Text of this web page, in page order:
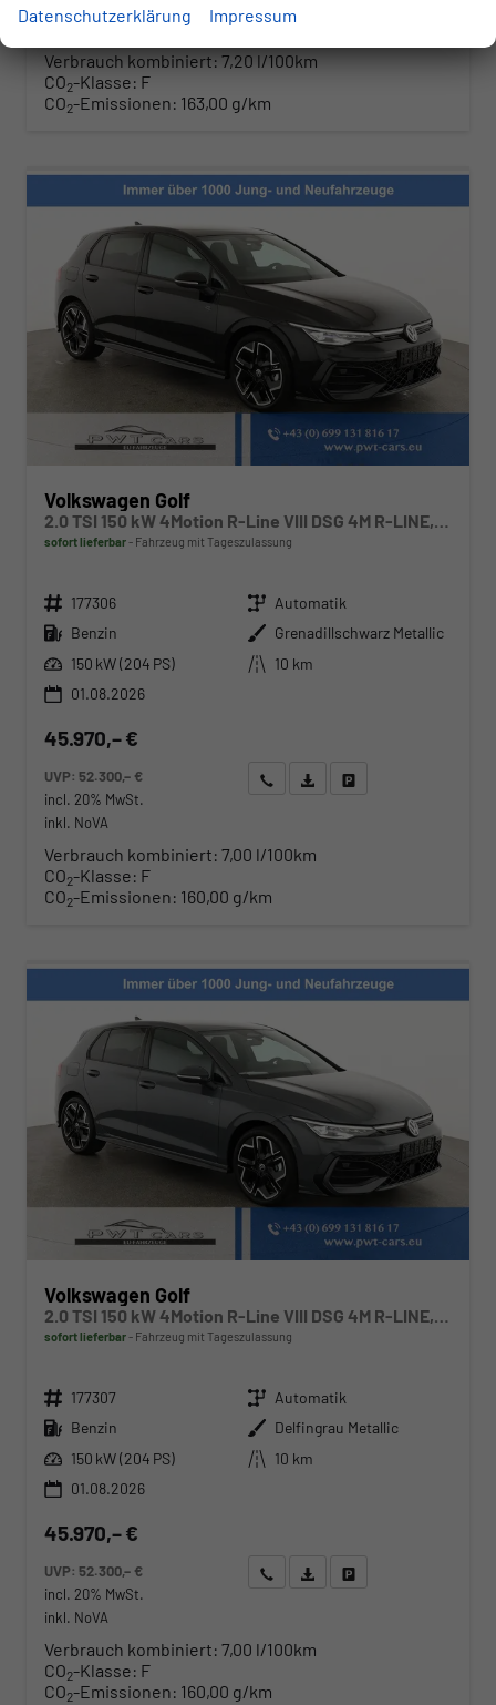
inkl. NoVA
Verbrauch kombiniert: 7,20 l/100km
CO2-Klasse: F
CO2-Emissionen: 163,00 g/km
Volkswagen Golf
2.0 TSI 150 kW 4Motion R-Line VIII DSG 4M R-LINE, AHK, LED-Plus, 18-Zoll, Side, Kamera, Winter, 3 J.-Garantie
sofort lieferbar Fahrzeug mit Tageszulassung
Fahrzeugnr. 177306 Getriebe Automatik
Kraftstoff Benzin Außenfarbe Grenadillschwarz Metallic
Leistung 150 kW (204 PS) Kilometerstand
10 km
01.08.2026
45.970,– €
UVP: 52.300,– €
incl. 20% MwSt.
inkl. NoVA
Wir rufen Sie anAngebot drucken (PDF)
Verbrauch kombiniert: 7,00 l/100km
CO2-Klasse: F
CO2-Emissionen: 160,00 g/km
Volkswagen Golf
2.0 TSI 150 kW 4Motion R-Line VIII DSG 4M R-LINE, AHK, LED-Plus, 18-Zoll, Side, Kamera, Winter, 3 J.-Garantie
sofort lieferbar Fahrzeug mit Tageszulassung
Fahrzeugnr. 177307 Getriebe Automatik
Kraftstoff Benzin Außenfarbe Delfingrau Metallic
Leistung 150 kW (204 PS) Kilometerstand
10 km
01.08.2026
45.970,– €
UVP: 52.300,– €
incl. 20% MwSt.
inkl. NoVA
Wir rufen Sie anAngebot drucken (PDF)
Verbrauch kombiniert: 7,00 l/100km
CO2-Klasse: F
CO2-Emissionen: 160,00 g/km
Datenschutzerklärung Impressum